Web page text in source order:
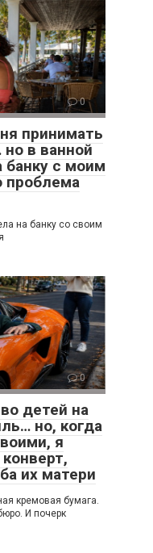
0
принимать
в ванной
банку с моим
проблема
на банку со своим
0
детей на
но, когда
я
их матери
кремовая бумага.
И почерк